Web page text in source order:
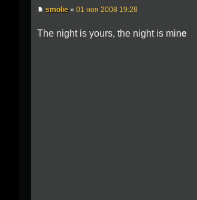
smolie » 01 ноя 2008 19:28
The night is yours, the night is mine